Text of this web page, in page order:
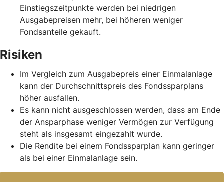
Einstiegszeitpunkte werden bei niedrigen
Ausgabepreisen mehr, bei höheren weniger
Fondsanteile gekauft.
Risiken
Im Vergleich zum Ausgabepreis einer Einmalanlage
kann der Durchschnittspreis des Fondssparplans
höher ausfallen.
Es kann nicht ausgeschlossen werden, dass am Ende
der Ansparphase weniger Vermögen zur Verfügung
steht als insgesamt eingezahlt wurde.
Die Rendite bei einem Fondssparplan kann geringer
als bei einer Einmalanlage sein.